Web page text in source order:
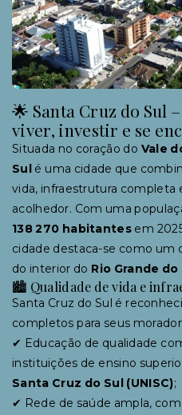
🌟 Santa Cruz do Sul
viver, investir e se
Situada no coração do Vale
Sulé uma cidade que
vida, infraestrutura completa
acolhedor. Com uma
138 270 habitantesem
cidade destaca-se como um
do interior do Rio Grande do
🏙 Qualidade de vida e
Santa Cruz do Sul é
completos para seus
✔ Educação de qualidade
instituições de ensino
Santa Cruz do Sul (UNISC);
✔ Rede de saúde ampla,